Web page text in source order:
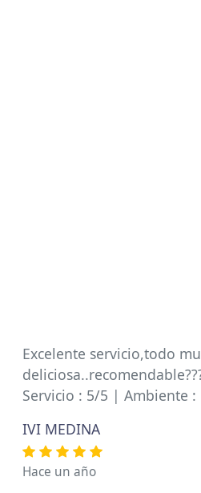
Excelente servicio,todo
Servicio : 5/5 | Ambiente
IVI MEDINA
Hace un año